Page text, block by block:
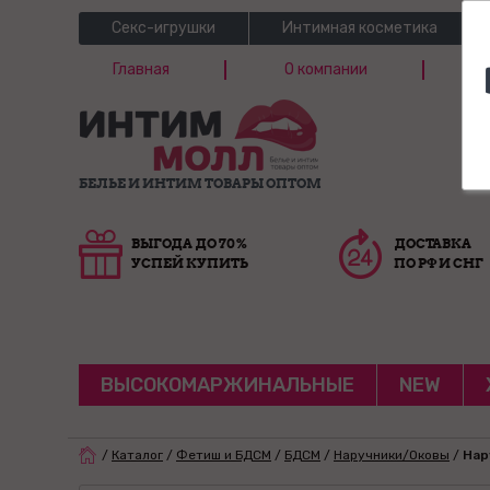
Секс-игрушки Интимная косметика
Главная О компании
БЕЛЬЕ И ИНТИМ ТОВАРЫ ОПТОМ
ВЫГОДА ДО 70%
УСПЕЙ КУПИТЬ
ДОСТАВКА
ПО РФ И СНГ
ВЫСОКОМАРЖИНАЛЬНЫЕ NEW
/ Каталог / Фетиш и БДСМ / БДСМ / Наручники/Оковы /